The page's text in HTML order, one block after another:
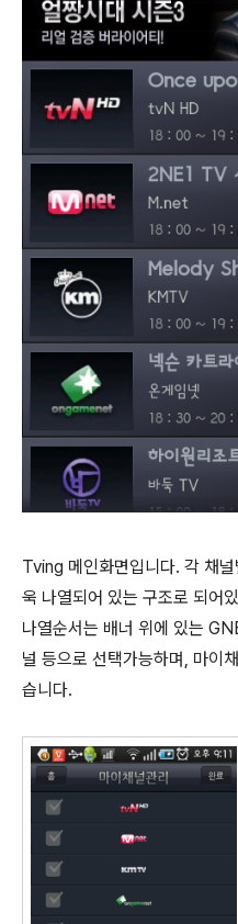
Tving 메인화면입니다. 각 채
욱 나열되어 있는 구조로 되어
나열순서는 배너 위에 있는
널 등으로 선택가능하며, 마이
습니다.